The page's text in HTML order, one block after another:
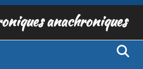
anachroniques